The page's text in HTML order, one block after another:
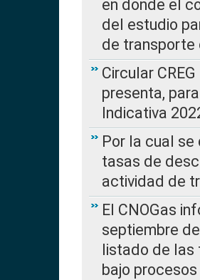
en donde el
del estudio
de transporte
Circular
presenta,
Indicativa
Por la cual
tasas de
actividad de
El CNOGas
septiembre
listado de las
bajo